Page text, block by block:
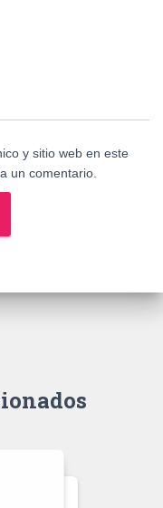
y sitio web en este
un comentario.